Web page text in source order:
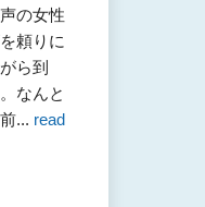
の女性
頼りに
ら到
なんと
... read